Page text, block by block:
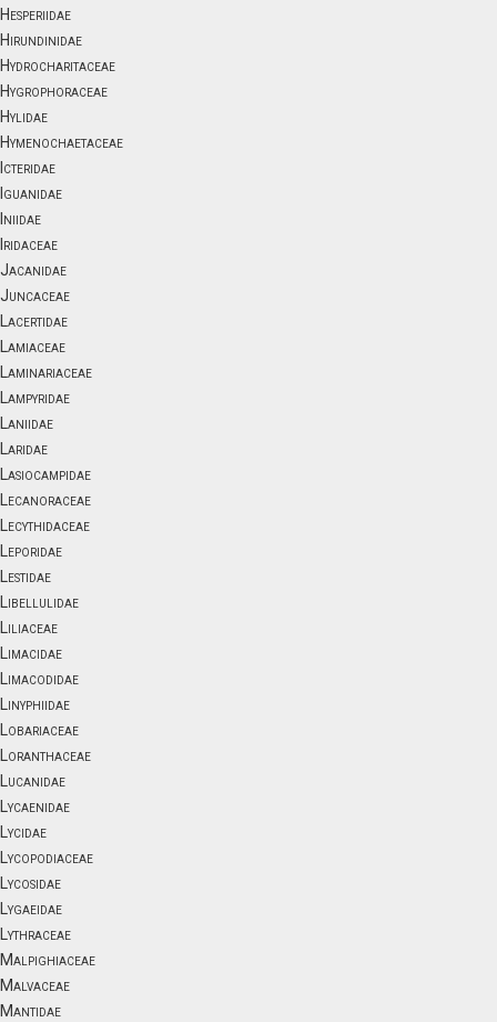
Hesperiidae
Hirundinidae
Hydrocharitaceae
Hygrophoraceae
Hylidae
Hymenochaetaceae
Icteridae
Iguanidae
Iniidae
Iridaceae
Jacanidae
Juncaceae
Lacertidae
Lamiaceae
Laminariaceae
Lampyridae
Laniidae
Laridae
Lasiocampidae
Lecanoraceae
Lecythidaceae
Leporidae
Lestidae
Libellulidae
Liliaceae
Limacidae
Limacodidae
Linyphiidae
Lobariaceae
Loranthaceae
Lucanidae
Lycaenidae
Lycidae
Lycopodiaceae
Lycosidae
Lygaeidae
Lythraceae
Malpighiaceae
Malvaceae
Mantidae